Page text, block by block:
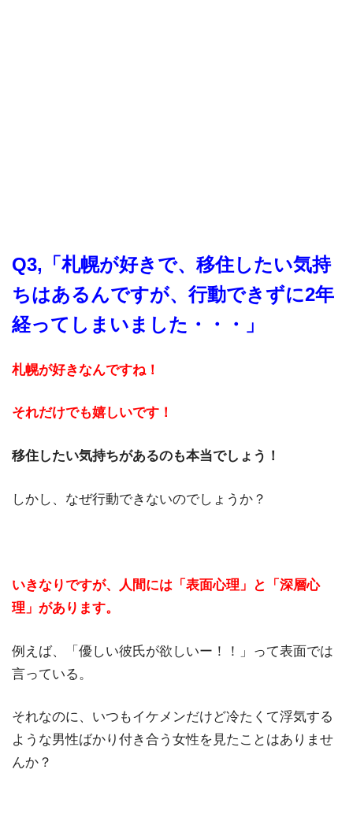
Q3,「札幌が好きで、移住したい気持
ちはあるんですが、行動できずに2年
経ってしまいました・・・」
札幌が好きなんですね！
それだけでも嬉しいです！
移住したい気持ちがあるのも本当でしょう！
しかし、なぜ行動できないのでしょうか？
いきなりですが、人間には「表面心理」と「深層心
理」があります。
例えば、「優しい彼氏が欲しいー！！」って表面では
言っている。
それなのに、いつもイケメンだけど冷たくて浮気する
ような男性ばかり付き合う女性を見たことはありませ
んか？